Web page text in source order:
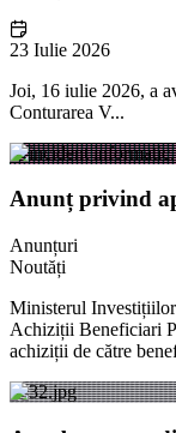
23 Iulie 2026
Joi, 16 iulie 2026, a
Conturarea V...
Anunț privind
Anunțuri
Noutăți
Ministerul Investițiilor
Achiziții Beneficiari
achiziții de către